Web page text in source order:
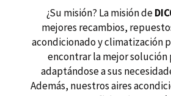
¿Su misión? La misión de
mejores recambios,
acondicionado y climatización
encontrar la mejor solución
adaptándose a sus
Además, nuestros aires